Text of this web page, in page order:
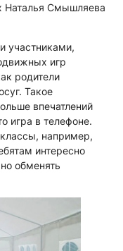
Наталья Смышляева
участниками,
игр
родители
Такое
впечатлений
игра в телефоне.
например,
интересно
обменять